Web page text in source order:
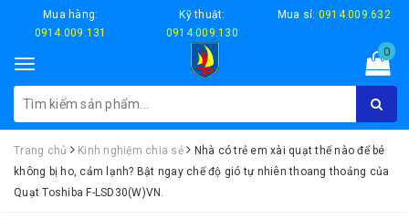
Mua hàng:
0914.009.131
Kỹ thuật:
0914.009.130
Mua sỉ: 0914.009.632
Toggle
navigation
0
Trang chủ Kinh nghiệm chia sẻ
Nhà có trẻ em xài quạt thế nào để bé
không bị ho, cảm lạnh? Bật ngay chế độ gió tự nhiên thoang thoảng của
Quạt Toshiba F-LSD30(W)VN.